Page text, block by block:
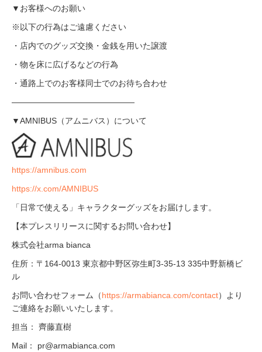
▼お客様へのお願い
※以下の行為はご遠慮ください
・店内でのグッズ交換・金銭を用いた譲渡
・物を床に広げるなどの行為
・通路上でのお客様同士でのお待ち合わせ
―――――――――――――――
▼AMNIBUS（アムニバス）について
https://amnibus.com
https://x.com/AMNIBUS
「日常で使える」キャラクターグッズをお届けします。
【本プレスリリースに関するお問い合わせ】
株式会社arma bianca
住所：〒164-0013 東京都中野区弥生町3-35-13 335中野新橋ビ
ル
お問い合わせフォーム（https://armabianca.com/contact）より
ご連絡をお願いいたします。
担当： 齊藤直樹
Mail： pr@armabianca.com